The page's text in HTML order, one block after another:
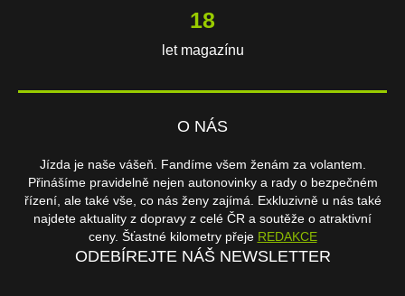
18
let magazínu
O NÁS
Jízda je naše vášeň. Fandíme všem ženám za volantem.
Přinášíme pravidelně nejen autonovinky a rady o bezpečném
řízení, ale také vše, co nás ženy zajímá. Exkluzivně u nás také
najdete aktuality z dopravy z celé ČR a soutěže o atraktivní
ceny. Šťastné kilometry přeje REDAKCE
ODEBÍREJTE NÁŠ NEWSLETTER